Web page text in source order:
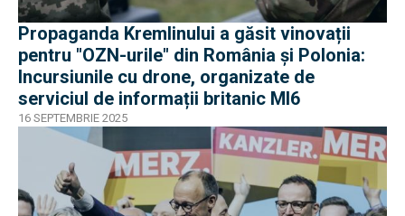
Propaganda Kremlinului a găsit vinovații
pentru "OZN-urile" din România și Polonia:
Incursiunile cu drone, organizate de
serviciul de informații britanic MI6
16 SEPTEMBRIE 2025